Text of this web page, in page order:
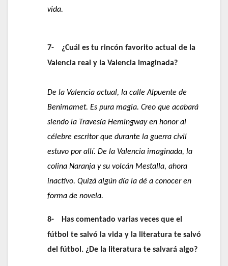
vida.
7-
¿Cuál es tu rincón favorito actual de la
Valencia real y la Valencia imaginada?
De la Valencia actual, la calle Alpuente de
Benimamet. Es pura magia. Creo que acabará
siendo la Travesía Hemingway en honor al
célebre escritor que durante la guerra civil
estuvo por allí. De la Valencia imaginada, la
colina Naranja y su volcán Mestalla, ahora
inactivo. Quizá algún día la dé a conocer en
forma de novela.
8-
Has comentado varias veces que el
fútbol te salvó la vida y la literatura te salvó
del fútbol. ¿De la literatura te salvará algo?